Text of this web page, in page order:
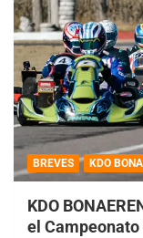
BREVES KDO
KDO
el